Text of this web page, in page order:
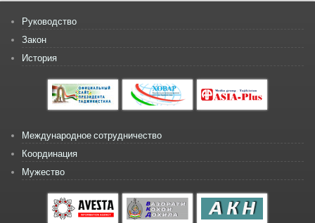
Руководство
Закон
История
Международное сотрудничество
Координация
Мужество